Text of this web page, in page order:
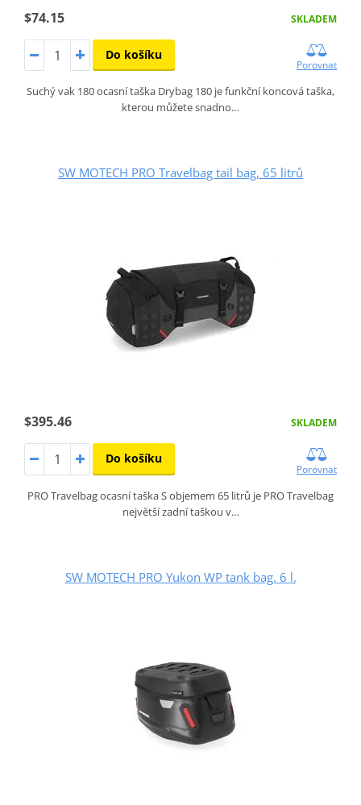
$74.15 SKLADEM
Do košíku
Porovnat
Suchý vak 180 ocasní taška Drybag 180 je funkční koncová taška,
kterou můžete snadno…
SW MOTECH PRO Travelbag tail bag, 65 litrů
$395.46 SKLADEM
Do košíku
Porovnat
PRO Travelbag ocasní taška S objemem 65 litrů je PRO Travelbag
největší zadní taškou v…
SW MOTECH PRO Yukon WP tank bag. 6 l.